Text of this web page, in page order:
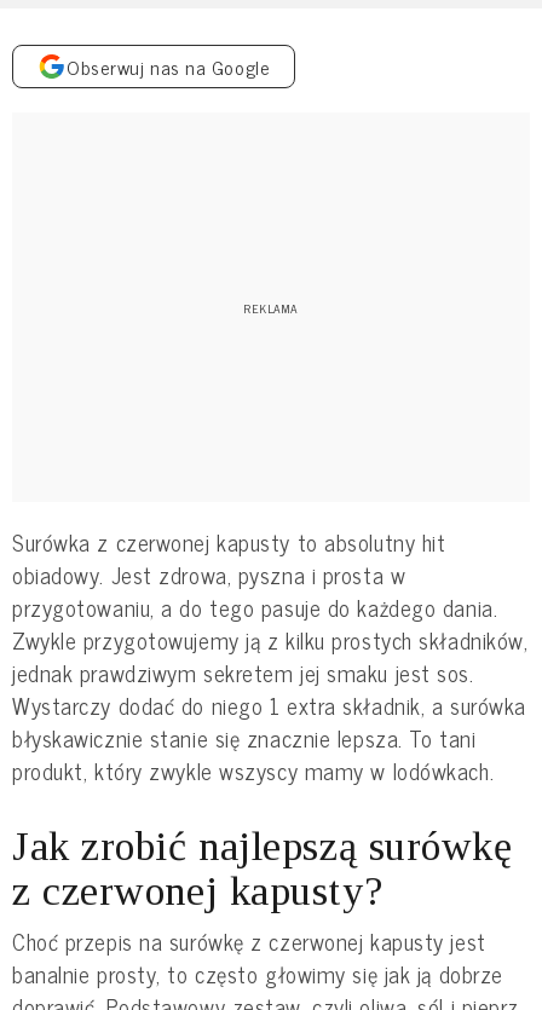
Obserwuj nas na Google
Surówka z czerwonej kapusty to absolutny hit
obiadowy. Jest zdrowa, pyszna i prosta w
przygotowaniu, a do tego pasuje do każdego dania.
Zwykle przygotowujemy ją z kilku prostych składników,
jednak prawdziwym sekretem jej smaku jest sos.
Wystarczy dodać do niego 1 extra składnik, a surówka
błyskawicznie stanie się znacznie lepsza. To tani
produkt, który zwykle wszyscy mamy w lodówkach.
Jak zrobić najlepszą surówkę
z czerwonej kapusty?
Choć przepis na surówkę z czerwonej kapusty jest
banalnie prosty, to często głowimy się jak ją dobrze